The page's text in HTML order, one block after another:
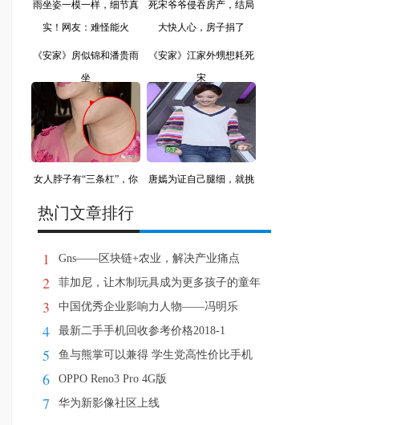
《安家》房似锦和潘贵雨
坐
《安家》江家外甥想耗死
宋
女人脖子有“三条杠”，你
唐嫣为证自己腿细，就挑
热门文章排行
1 Gns——区块链+农业，解决产业痛点
2 菲加尼，让木制玩具成为更多孩子的童年
3 中国优秀企业影响力人物——冯明乐
4 最新二手手机回收参考价格2018-1
5 鱼与熊掌可以兼得 学生党高性价比手机
6 OPPO Reno3 Pro 4G版
7 华为新影像社区上线